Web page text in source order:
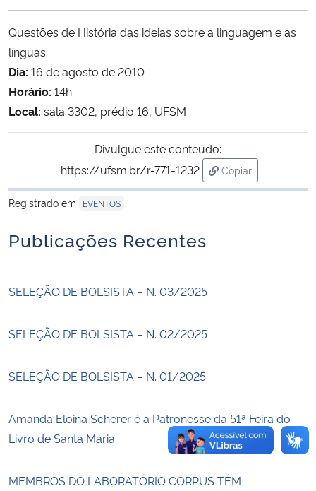
Ministério da Cidadania
Ministério da Saúde
Ministério de Minas e Energia
Ministério do Turismo
Ministério do Desenvolvimento Regional
Secretaria de Governo
Gabinete de Segurança Institucional
Questões de História das ideias sobre a linguagem e as
línguas
Dia: 16 de agosto de 2010
Horário: 14h
Local: sala 3302, prédio 16, UFSM
Divulgue este conteúdo:
https://ufsm.br/r-771-1232
Copiar
para área de
Registrado em
EVENTOS
Publicações Recentes
SELEÇÃO DE BOLSISTA – N. 03/2025
SELEÇÃO DE BOLSISTA – N. 02/2025
SELEÇÃO DE BOLSISTA – N. 01/2025
Amanda Eloina Scherer é a Patronesse da 51ª Feira do
Livro de Santa Maria
MEMBROS DO LABORATÓRIO CORPUS TÊM